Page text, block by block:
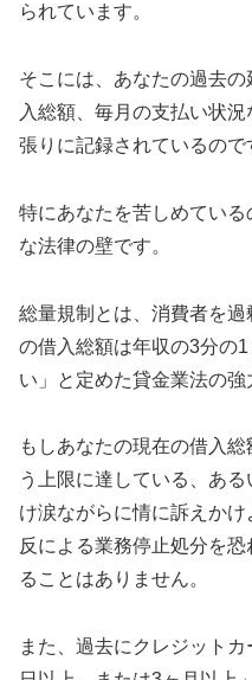
られています。
そこには、あなたの過去
入総額、毎月の支払い状
張りに記録されているので
特にあなたを苦しめてい
な法律の壁です。
総量規制とは、消費者を
の借入総額は年収の3分の
い」と定めた貸金業法の強
もしあなたの現在の借入
う上限に達している、あ
け涙ながらに情に訴えか
反による業務停止処分を
ることはありません。
また、過去にクレジット